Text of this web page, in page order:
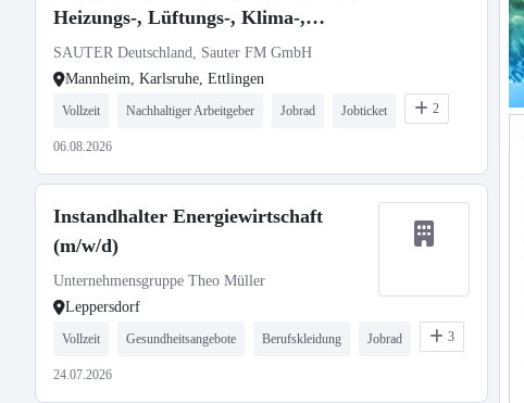
Heizungs-, Lüftungs-, Klima-,
Sanitärtechnik
SAUTER Deutschland, Sauter FM GmbH
Mannheim, Karlsruhe, Ettlingen
Vollzeit Nachhaltiger Arbeitgeber Jobrad Jobticket 2
06.08.2026
Instandhalter Energiewirtschaft
(m/w/d)
Unternehmensgruppe Theo Müller
Leppersdorf
Vollzeit Gesundheitsangebote Berufskleidung Jobrad 3
24.07.2026